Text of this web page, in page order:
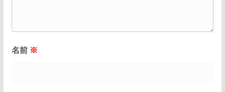
名前 ※